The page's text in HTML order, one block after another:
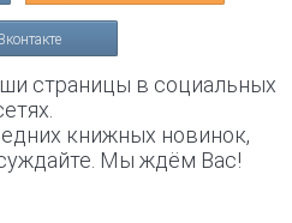
страницы в социальных
книжных новинок,
Мы ждём Вас!